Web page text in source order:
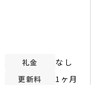
礼金 なし
更新料 1ヶ月